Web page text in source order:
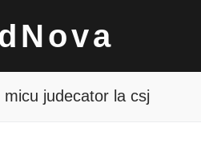
micu judecator la csj